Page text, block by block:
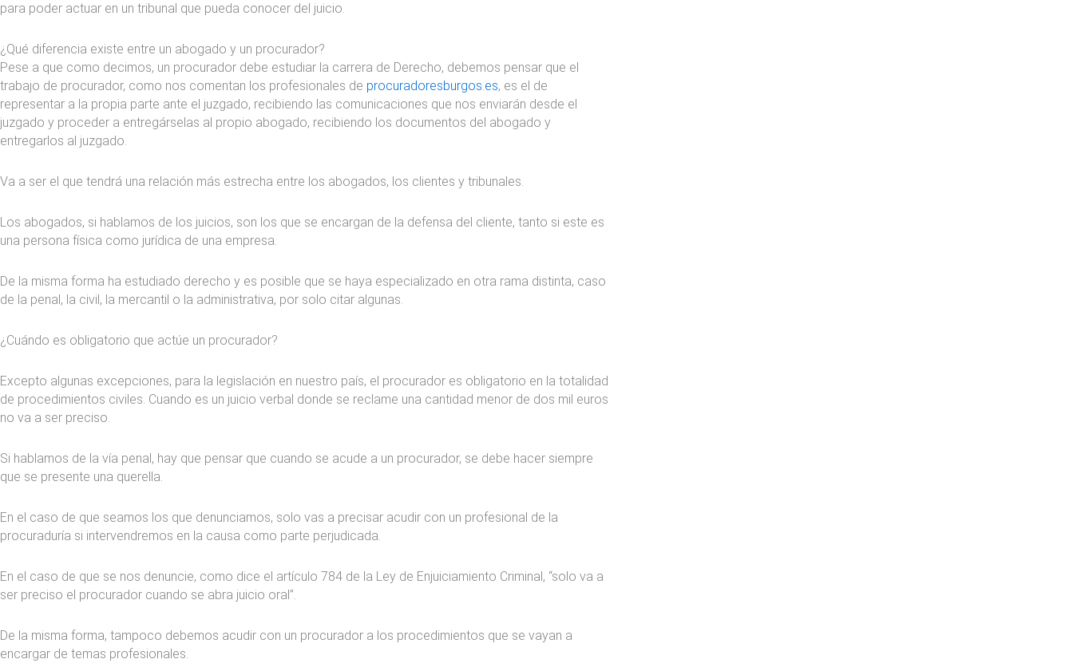
para poder actuar en un tribunal que pueda conocer del juicio.
¿Qué diferencia existe entre un abogado y un procurador?
Pese a que como decimos, un procurador debe estudiar la carrera de Derecho, debemos pensar que el
trabajo de procurador, como nos comentan los profesionales de procuradoresburgos.es, es el de
representar a la propia parte ante el juzgado, recibiendo las comunicaciones que nos enviarán desde el
juzgado y proceder a entregárselas al propio abogado, recibiendo los documentos del abogado y
entregarlos al juzgado.
Va a ser el que tendrá una relación más estrecha entre los abogados, los clientes y tribunales.
Los abogados, si hablamos de los juicios, son los que se encargan de la defensa del cliente, tanto si este es
una persona física como jurídica de una empresa.
De la misma forma ha estudiado derecho y es posible que se haya especializado en otra rama distinta, caso
de la penal, la civil, la mercantil o la administrativa, por solo citar algunas.
¿Cuándo es obligatorio que actúe un procurador?
Excepto algunas excepciones, para la legislación en nuestro país, el procurador es obligatorio en la totalidad
de procedimientos civiles. Cuando es un juicio verbal donde se reclame una cantidad menor de dos mil euros
no va a ser preciso.
Si hablamos de la vía penal, hay que pensar que cuando se acude a un procurador, se debe hacer siempre
que se presente una querella.
En el caso de que seamos los que denunciamos, solo vas a precisar acudir con un profesional de la
procuraduría si intervendremos en la causa como parte perjudicada.
En el caso de que se nos denuncie, como dice el artículo 784 de la Ley de Enjuiciamiento Criminal, “solo va a
ser preciso el procurador cuando se abra juicio oral”.
De la misma forma, tampoco debemos acudir con un procurador a los procedimientos que se vayan a
encargar de temas profesionales.